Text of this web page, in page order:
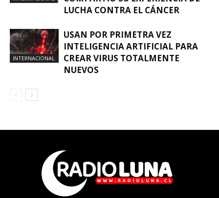
LUCHA CONTRA EL CÁNCER
INTERNACIONAL
USAN POR PRIMETRA VEZ
INTELIGENCIA ARTIFICIAL PARA
CREAR VIRUS TOTALMENTE
NUEVOS